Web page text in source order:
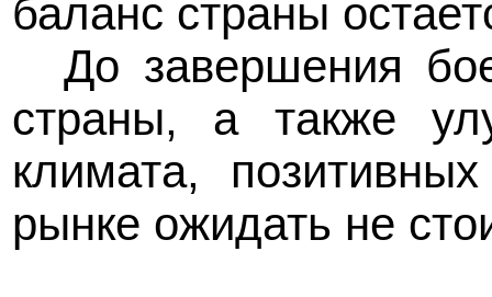
баланс страны
До завершения
страны, а также
климата,
рынке ожидать не